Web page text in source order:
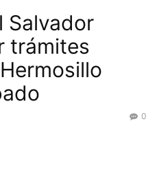
Salvador
trámites
0